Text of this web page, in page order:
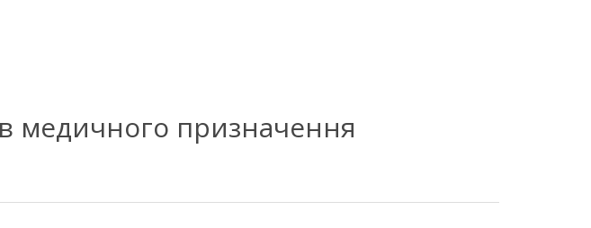
медичного призначення